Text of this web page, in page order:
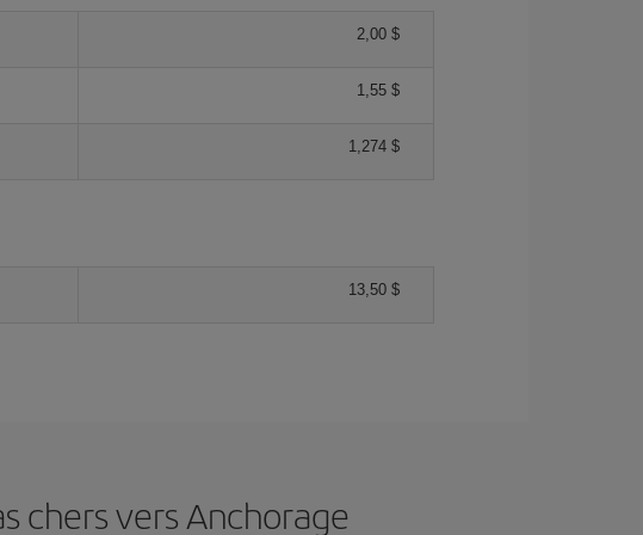
2,00 $
1,55 $
1,274 $
13,50 $
chers vers Anchorage